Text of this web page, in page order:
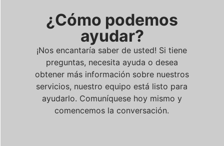
¿Cómo podemos
ayudar?
¡Nos encantaría saber de usted! Si tiene
preguntas, necesita ayuda o desea
obtener más información sobre nuestros
servicios, nuestro equipo está listo para
ayudarlo. Comuníquese hoy mismo y
comencemos la conversación.